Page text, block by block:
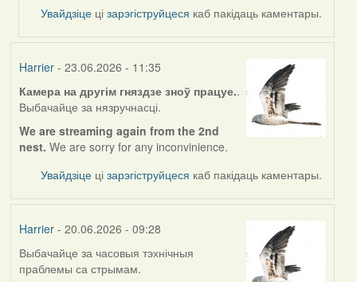
Увайдзіце цізарэгіструйцеся каб пакідаць каментары.
Harrier- 23.06.2026 - 11:35
Камера на другім гняздзе зноў працуе..
Выбачайце за нязручнасці.
We are streaming again from the 2nd
nest. We are sorry for any inconvinience.
Увайдзіце цізарэгіструйцеся каб пакідаць каментары.
Harrier- 20.06.2026 - 09:28
Выбачайце за часовыя тэхнічныя
праблемы са стрымам.